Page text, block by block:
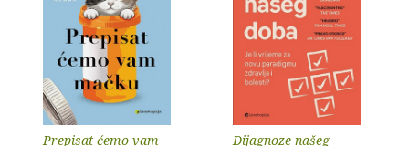
Prepisat ćemo vam
Dijagnoze našeg